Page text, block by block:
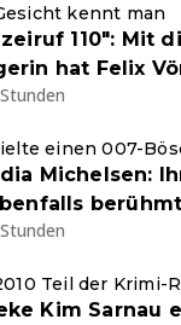
kennt man
110": Mit
hat Felix
einen 007-
Michelsen:
berühmt
Teil der Krimi-
Kim Sarnau